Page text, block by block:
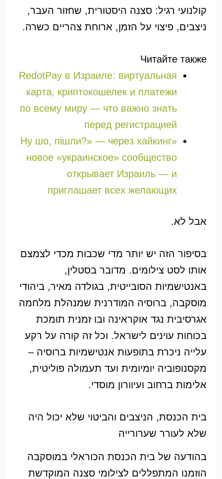
קולנועי רגיל: סצנה היסטורית, שחזור העבר,
ניצבים, פיצוי על הזמן, ארוחת צהריים כשרה.
Читайте также
RedotPay в Израиле: виртуальная
карта, криптокошелек и платежи
по всему миру — что важно знать
перед регистрацией
«Ну шо, пішли?» — через хайкинг
новое «украинское» сообщество
открывает Израиль — и
приглашает всех желающих
אבל לא.
בסיפור הזה יש יותר מדי שכבות מכדי לצמצם
אותו לסט צילומים. מדובר בסטלין,
באנטישמיות הסובייטית, בגולדה מאיר, ביהודי
מוסקבה, ברוסיה המודרנית שמנהלת מלחמה
אגרסיבית נגד אוקראינה ובו זמנית תומכת
בכוחות עוינים לישראל. וכל זה קורה על רקע
עלייה ניכרת בתופעות אנטישמיות ברוסיה –
מקסנופוביה יומיומית ועד תעמולה פוליטית,
אלימות ברחוב ועיוורון מוסדי.
בית הכנסת, הניצבים והביטוי שלא יכול היה
שלא לעורר שערורייה
בהודעה של בית הכנסת הכוראלי במוסקבה
הוזמנו המתפללים לצילומי סצנה המוקדשת